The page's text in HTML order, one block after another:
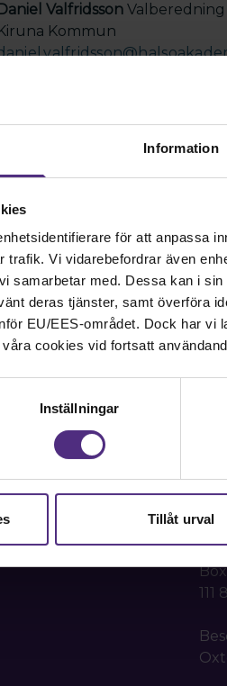
Information
för att anpassa
trafik. Vi vidarebefordrar även
samarbetar med. Dessa kan i
deras tjänster, samt överföra
EU/EES-området. Dock har vi
cookies vid fortsatt
Inställningar
Tillåt urval
Daniel Valfridsson Valberedning
Kommun
Box